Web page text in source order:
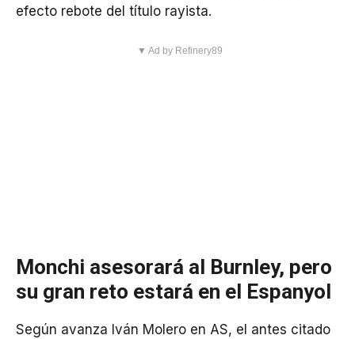
efecto rebote del título rayista.
▼ Ad by Refinery89
Monchi asesorará al Burnley, pero
su gran reto estará en el Espanyol
Según avanza Iván Molero en AS, el antes citado